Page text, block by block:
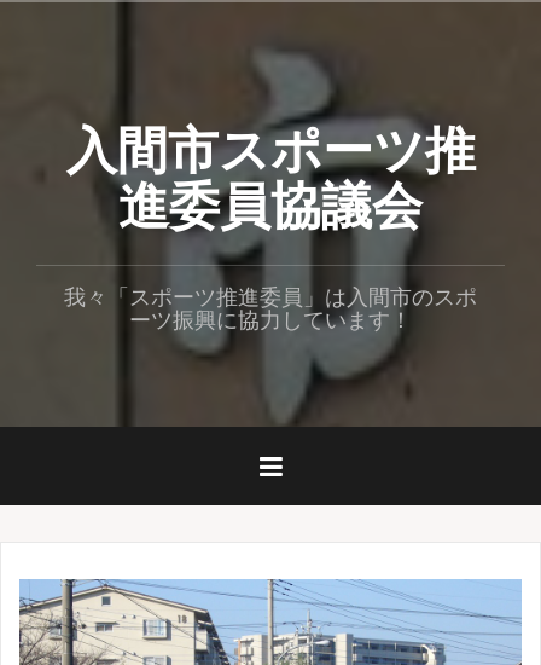
入間市スポーツ推
進委員協議会
我々「スポーツ推進委員」は入間市のスポ
ーツ振興に協力しています！